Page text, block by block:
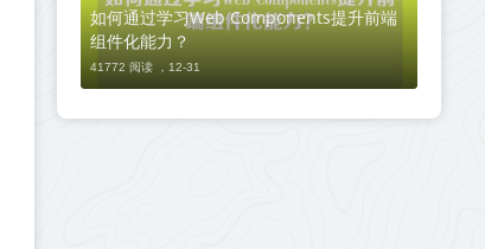
如何通过学习Web Components提升前端
组件化能力？
41772 阅读 ， 12-31